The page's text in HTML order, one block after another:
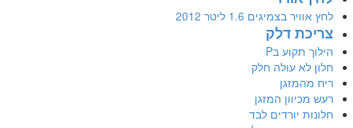
לחץ אוויר בצמיגים 1.6 ליטר 2012
צריכת דלק
הילוך תקוע בP
חלון לא עולה חלק
ריח מהמזגן
רעש מכיוון המזגן
חלונות יורדים לבד